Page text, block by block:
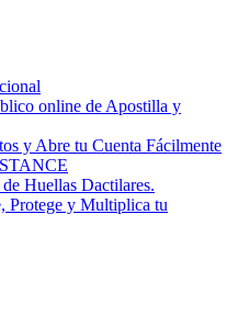
online de Apostilla y
y Abre tu Cuenta Fácilmente
Huellas Dactilares.
Protege y Multiplica tu